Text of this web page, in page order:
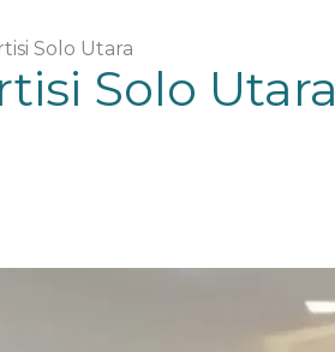
Solo Utara
Solo Utara